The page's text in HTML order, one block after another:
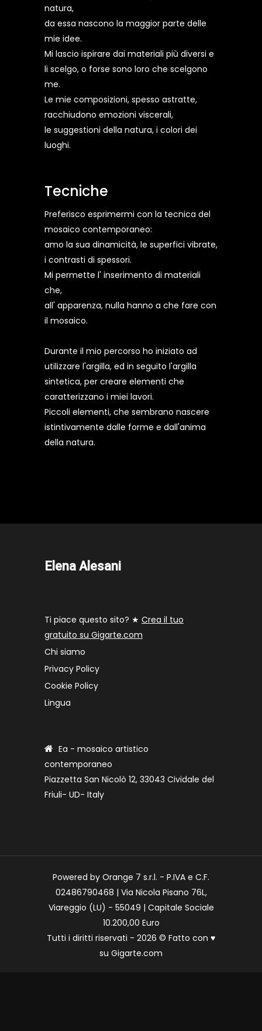
natura,
da essa nascono la maggior parte delle
mie idee.
Mi lascio ispirare dai materiali più diversi e
li scelgo, o forse sono loro che scelgono
me.
Le mie composizioni, spesso astratte,
racchiudono emozioni viscerali,
le suggestioni della natura, i colori dei
luoghi.
Tecniche
Preferisco esprimermi con la tecnica del
mosaico contemporaneo:
amo la sua dinamicità, le superfici vibrate,
i contrasti di spessori.
Mi permette l' inserimento di materiali
che,
all' apparenza, nulla hanno a che fare con
il mosaico.
Durante il mio percorso ho iniziato ad
utilizzare l'argilla, ed in seguito l'argilla
sintetica, per creare elementi che
caratterizzano i miei lavori.
Piccoli elementi, che sembrano nascere
istintivamente dalle forme e dall'anima
della natura.
Elena Alesani
Ti piace questo sito? ★ Crea il tuo
gratuito su Gigarte.com
Chi siamo
Privacy Policy
Cookie Policy
Lingua
Ea - mosaico artistico
contemporaneo
Piazzetta San Nicolò 12, 33043 Cividale del
Friuli- UD- Italy
Powered by Orange 7 s.r.l. - P.IVA e C.F.
02486790468 | Via Nicola Pisano 76L,
Viareggio (LU) - 55049 | Capitale Sociale
10.200,00 Euro
Tutti i diritti riservati - 2026 © Fatto con ♥
su Gigarte.com